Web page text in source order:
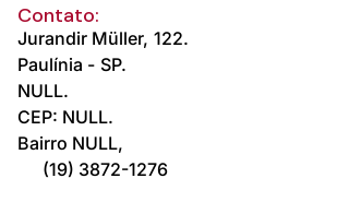
Contato:
Jurandir Müller, 122.
Paulínia - SP.
NULL.
CEP: NULL.
Bairro NULL,
(19) 3872-1276